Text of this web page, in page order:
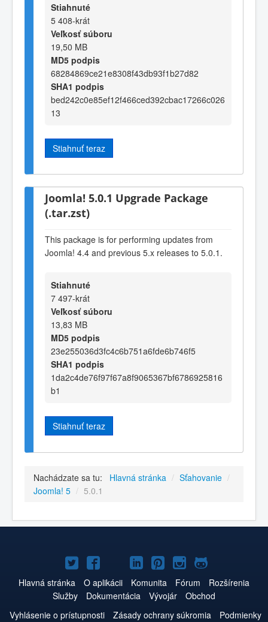
Stiahnuté
5 408-krát
Veľkosť súboru
19,50 MB
MD5 podpis
68284869ce21e8308f43db93f1b27d82
SHA1 podpis
bed242c0e85ef12f466ced392cbac17266c026
13
Stiahnuť teraz
Joomla! 5.0.1 Upgrade Package
(.tar.zst)
This package is for performing updates from
Joomla! 4.4 and previous 5.x releases to 5.0.1.
Stiahnuté
7 497-krát
Veľkosť súboru
13,83 MB
MD5 podpis
23e255036d3fc4c6b751a6fde6b746f5
SHA1 podpis
1da2c4de76f97f67a8f9065367bf6786925816
b1
Stiahnuť teraz
Nachádzate sa tu: Hlavná stránka / Sťahovanie /
Joomla! 5 / 5.0.1
Joomla!
na
Twitteri
Joomla!
na
Facebooku
Joomla!
na
YouTube
Joomla!
na
LinkedIn
Joomla!
na
Pinterest
Joomla!
na
Instagrame
Joomla!
na
GitHub
Hlavná stránka O aplikácii Komunita Fórum
Rozšírenia
Služby
Dokumentácia Vývojár
Obchod
Vyhlásenie o prístupnosti
Zásady ochrany súkromia
Podmienky